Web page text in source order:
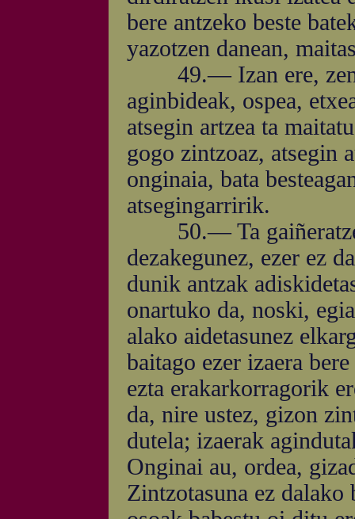
bere antzeko beste
yazotzen danean,
49.— Izan ere,
aginbideak, ospea,
atsegin artzea ta
gogo zintzoaz, atsegin
onginaia, bata
atsegingarririk.
50.— Ta
dezakegunez, ezer ez
dunik antzak
onartuko da, noski,
alako aidetasunez
baitago ezer izaera
ezta erakarkorragorik
da, nire ustez, gizon
dutela; izaerak
Onginai au, ordea,
Zintzotasuna ez